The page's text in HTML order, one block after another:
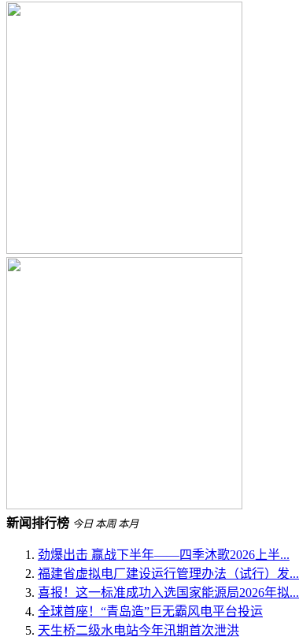
新闻排行榜 今日 本周 本月
劲爆出击 赢战下半年——四季沐歌2026上半...
福建省虚拟电厂建设运行管理办法（试行）发...
喜报！这一标准成功入选国家能源局2026年拟...
全球首座！“青岛造”巨无霸风电平台投运
天生桥二级水电站今年汛期首次泄洪